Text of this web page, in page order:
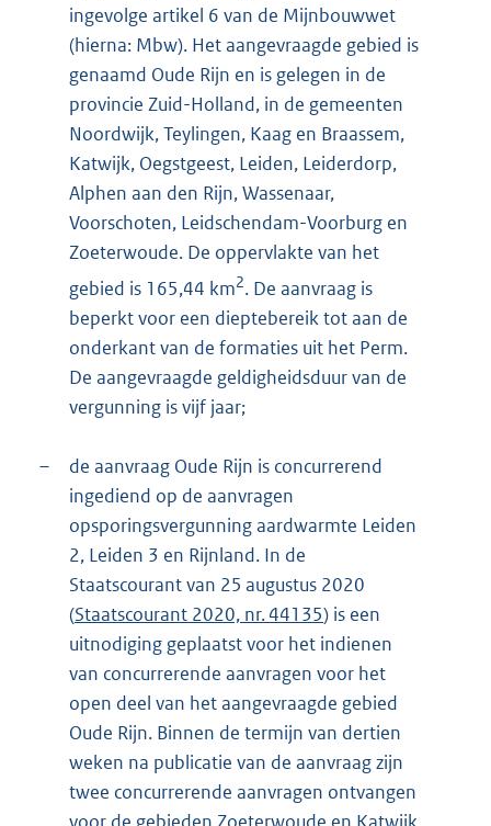
ingevolge artikel 6 van de Mijnbouwwet
(hierna: Mbw). Het aangevraagde gebied is
genaamd Oude Rijn en is gelegen in de
provincie Zuid-Holland, in de gemeenten
Noordwijk, Teylingen, Kaag en Braassem,
Katwijk, Oegstgeest, Leiden, Leiderdorp,
Alphen aan den Rijn, Wassenaar,
Voorschoten, Leidschendam-Voorburg en
Zoeterwoude. De oppervlakte van het
gebied is 165,44 km2. De aanvraag is
beperkt voor een dieptebereik tot aan de
onderkant van de formaties uit het Perm.
De aangevraagde geldigheidsduur van de
vergunning is vijf jaar;
–
de aanvraag Oude Rijn is concurrerend
ingediend op de aanvragen
opsporingsvergunning aardwarmte Leiden
2, Leiden 3 en Rijnland. In de
Staatscourant van 25 augustus 2020
(Staatscourant 2020, nr. 44135) is een
uitnodiging geplaatst voor het indienen
van concurrerende aanvragen voor het
open deel van het aangevraagde gebied
Oude Rijn. Binnen de termijn van dertien
weken na publicatie van de aanvraag zijn
twee concurrerende aanvragen ontvangen